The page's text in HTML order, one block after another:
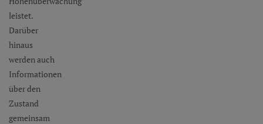
leistet.
Darüber
hinaus
werden auch
Informationen
über den
Zustand
gemeinsam